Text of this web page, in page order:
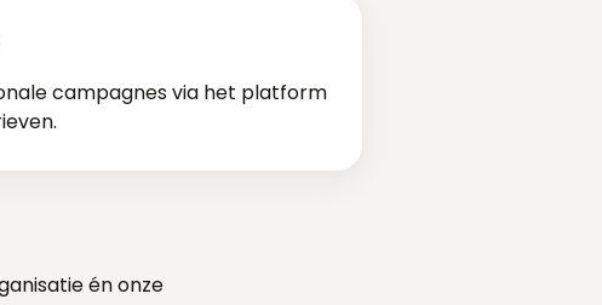
campagnes via het platform
én onze